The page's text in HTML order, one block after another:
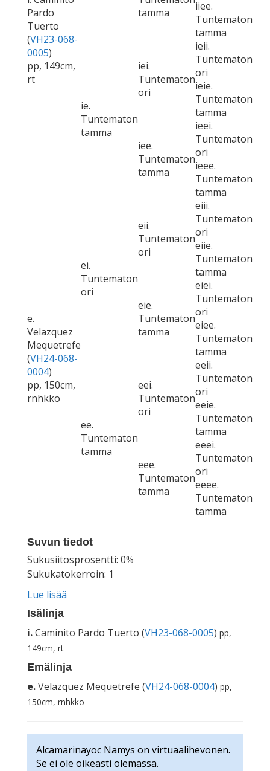
Pardo
Tuerto
(VH23-068-
0005)
pp, 149cm,
rt
tamma
iiee.
Tuntematon
tamma
ie.
Tuntematon
tamma
iei.
Tuntematon
ori
ieii.
Tuntematon
ori
ieie.
Tuntematon
tamma
iee.
Tuntematon
tamma
ieei.
Tuntematon
ori
ieee.
Tuntematon
tamma
e.
Velazquez
Mequetrefe
(VH24-068-
0004)
pp, 150cm,
rnhkko
ei.
Tuntematon
ori
eii.
Tuntematon
ori
eiii.
Tuntematon
ori
eiie.
Tuntematon
tamma
eie.
Tuntematon
tamma
eiei.
Tuntematon
ori
eiee.
Tuntematon
tamma
ee.
Tuntematon
tamma
eei.
Tuntematon
ori
eeii.
Tuntematon
ori
eeie.
Tuntematon
tamma
eee.
Tuntematon
tamma
eeei.
Tuntematon
ori
eeee.
Tuntematon
tamma
Suvun tiedot
Sukusiitosprosentti: 0%
Sukukatokerroin: 1
Lue lisää
Isälinja
i.Caminito Pardo Tuerto (VH23-068-0005) pp,
149cm, rt
Emälinja
e.Velazquez Mequetrefe (VH24-068-0004) pp,
150cm, rnhkko
Alcamarinayoc Namys on virtuaalihevonen.
Se ei ole oikeasti olemassa.